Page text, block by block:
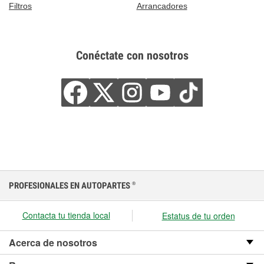
Filtros
Arrancadores
Conéctate con nosotros
PROFESIONALES EN AUTOPARTES ®
Contacta tu tienda local Estatus de tu orden
Acerca de nosotros